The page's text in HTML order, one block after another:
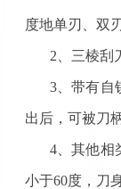
度地单刃、双
2、三棱刮
3、带有自
出后，可被刀
4、其他相
小于60度，刀